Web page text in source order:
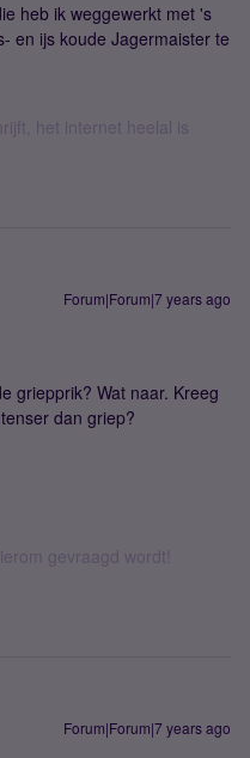
heb ik weggewerkt met 's
en ijs koude Jagermaister te
het internet heelal is
Forum|Forum|7 years ago
griepprik? Wat naar. Kreeg
dan griep?
gevraagd wordt!
Forum|Forum|7 years ago